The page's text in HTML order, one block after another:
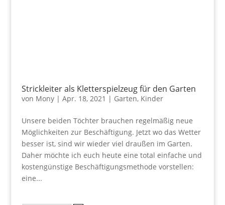
Strickleiter als Kletterspielzeug für den Garten
von Mony| Apr. 18, 2021 | Garten, Kinder
Unsere beiden Töchter brauchen regelmäßig neue
Möglichkeiten zur Beschäftigung. Jetzt wo das Wetter
besser ist, sind wir wieder viel draußen im Garten.
Daher möchte ich euch heute eine total einfache und
kostengünstige Beschäftigungsmethode vorstellen:
eine...